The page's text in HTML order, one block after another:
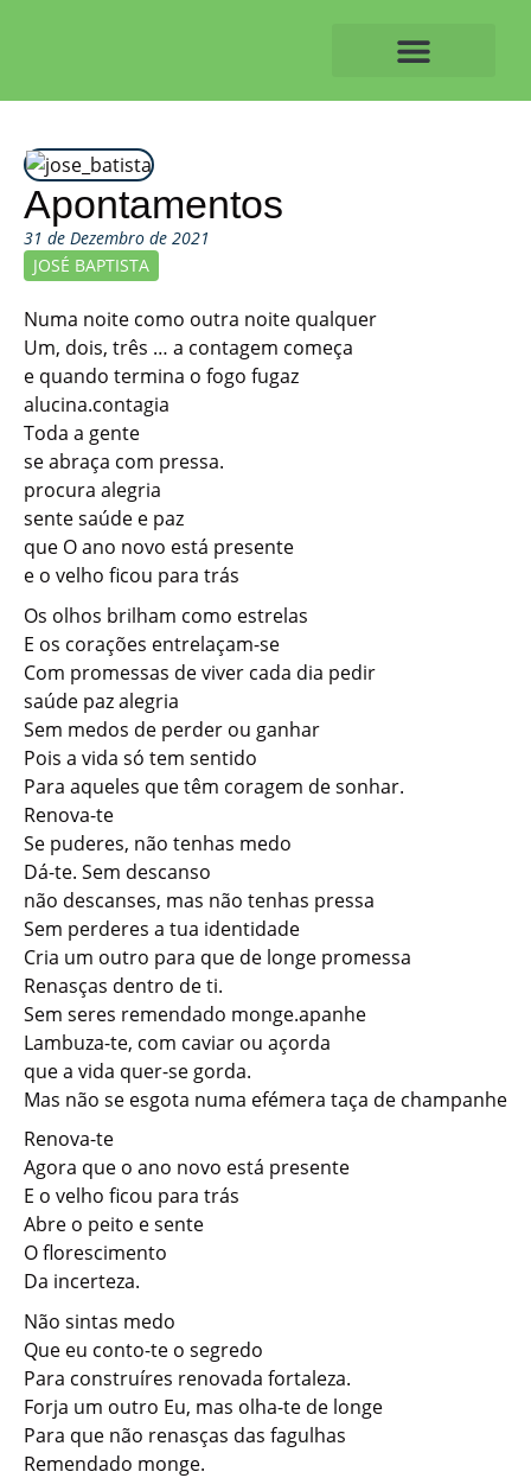
Apontamentos
31 de Dezembro de 2021
JOSÉ BAPTISTA
Numa noite como outra noite qualquer
Um, dois, três … a contagem começa
e quando termina o fogo fugaz
alucina.contagia
Toda a gente
se abraça com pressa.
procura alegria
sente saúde e paz
que O ano novo está presente
e o velho ficou para trás
Os olhos brilham como estrelas
E os corações entrelaçam-se
Com promessas de viver cada dia pedir
saúde paz alegria
Sem medos de perder ou ganhar
Pois a vida só tem sentido
Para aqueles que têm coragem de sonhar.
Renova-te
Se puderes, não tenhas medo
Dá-te. Sem descanso
não descanses, mas não tenhas pressa
Sem perderes a tua identidade
Cria um outro para que de longe promessa
Renasças dentro de ti.
Sem seres remendado monge.apanhe
Lambuza-te, com caviar ou açorda
que a vida quer-se gorda.
Mas não se esgota numa efémera taça de champanhe
Renova-te
Agora que o ano novo está presente
E o velho ficou para trás
Abre o peito e sente
O florescimento
Da incerteza.
Não sintas medo
Que eu conto-te o segredo
Para construíres renovada fortaleza.
Forja um outro Eu, mas olha-te de longe
Para que não renasças das fagulhas
Remendado monge.